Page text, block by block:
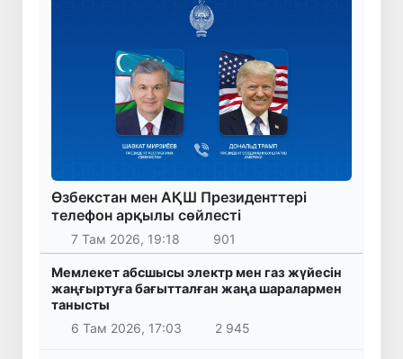
Өзбекстан мен АҚШ Президенттері
телефон арқылы сөйлесті
7 Там 2026, 19:18 901
Мемлекет абсшысы электр мен газ жүйесін
жаңғыртуға бағытталған жаңа шаралармен
танысты
6 Там 2026, 17:03
2 945